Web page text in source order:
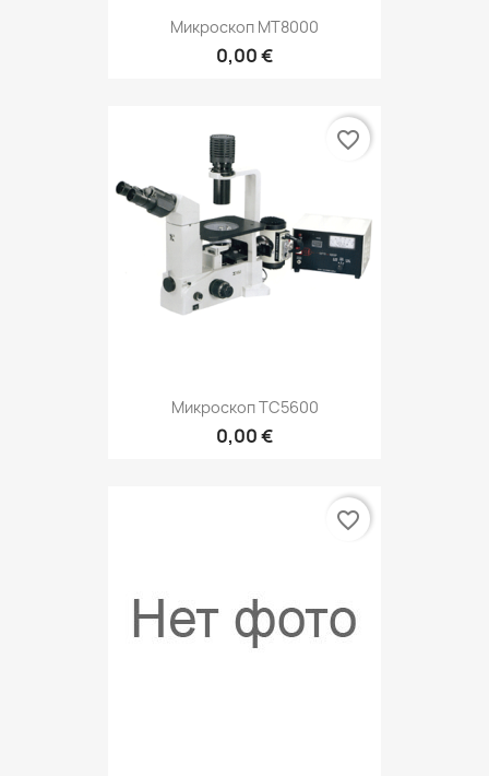
Микроскоп MT8000
0,00 €
Микроскоп ТС5600
0,00 €
favorite_border
favorite_border